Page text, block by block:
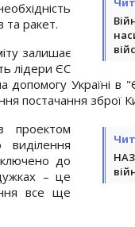
та ракет.
залишає
лідери ЄС
Україні в
постачання зброї
проектом
до
– це
все ще